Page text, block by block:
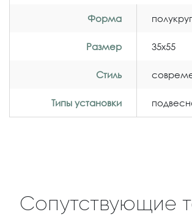
Форма
Размер 35x55
Стиль
Типы установки
Сопутствующие